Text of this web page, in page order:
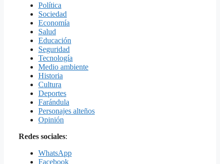
Política
Sociedad
Economía
Salud
Educación
Seguridad
Tecnología
Medio ambiente
Historia
Cultura
Deportes
Farándula
Personajes alteños
Opinión
Redes sociales:
WhatsApp
Facebook